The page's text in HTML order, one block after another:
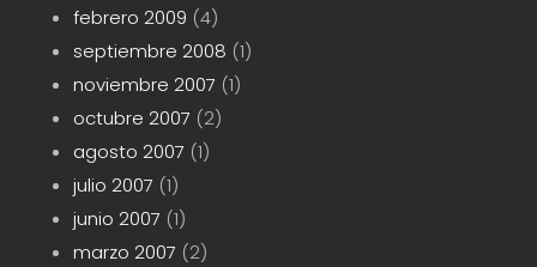
febrero 2009 (4)
septiembre 2008 (1)
noviembre 2007 (1)
octubre 2007 (2)
agosto 2007 (1)
julio 2007 (1)
junio 2007 (1)
marzo 2007 (2)